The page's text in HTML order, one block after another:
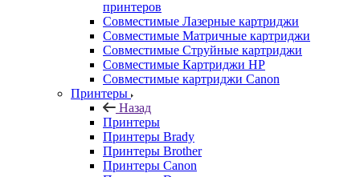
принтеров
Совместимые Лазерные картриджи
Совместимые Матричные картриджи
Совместимые Струйные картриджи
Совместимые Картриджи HP
Совместимые картриджи Canon
Принтеры
Назад
Принтеры
Принтеры Brady
Принтеры Brother
Принтеры Canon